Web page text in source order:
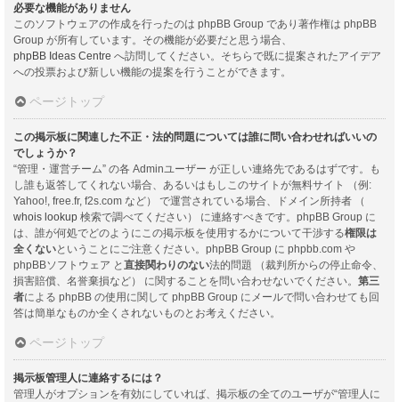
必要な機能がありません
このソフトウェアの作成を行ったのは phpBB Group であり著作権は phpBB
Group が所有しています。その機能が必要だと思う場合、
phpBB Ideas Centre へ訪問してください。そちらで既に提案されたアイデア
への投票および新しい機能の提案を行うことができます。
ページトップ
この掲示板に関連した不正・法的問題については誰に問い合わせればいいの
でしょうか？
“管理・運営チーム” の各 Adminユーザー が正しい連絡先であるはずです。も
し誰も返答してくれない場合、あるいはもしこのサイトが無料サイト （例:
Yahoo!, free.fr, f2s.com など） で運営されている場合、ドメイン所持者 （
whois lookup 検索で調べてください） に連絡すべきです。phpBB Group に
は、誰が何処でどのようにこの掲示板を使用するかについて干渉する権限は
全くないということにご注意ください。phpBB Group に phpbb.com や
phpBBソフトウェア と 直接関わりのない法的問題 （裁判所からの停止命令、
損害賠償、名誉棄損など） に関することを問い合わせないでください。 第三
者による phpBB の使用に関して phpBB Group にメールで問い合わせても回
答は簡単なものか全くされないものとお考えください。
ページトップ
掲示板管理人に連絡するには？
管理人がオプションを有効にしていれば、掲示板の全てのユーザが“管理人に